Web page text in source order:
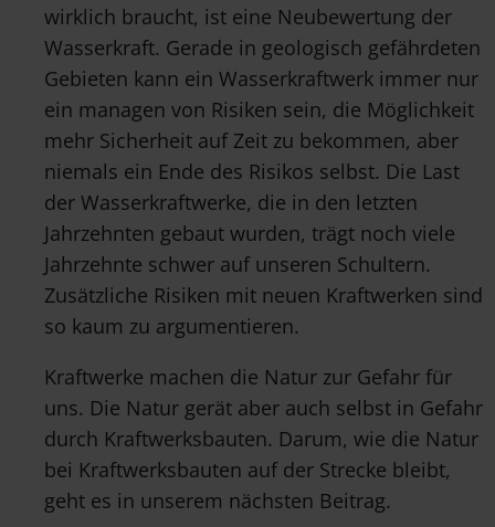
wirklich braucht, ist eine Neubewertung der
Wasserkraft. Gerade in geologisch gefährdeten
Gebieten kann ein Wasserkraftwerk immer nur
ein managen von Risiken sein, die Möglichkeit
mehr Sicherheit auf Zeit zu bekommen, aber
niemals ein Ende des Risikos selbst. Die Last
der Wasserkraftwerke, die in den letzten
Jahrzehnten gebaut wurden, trägt noch viele
Jahrzehnte schwer auf unseren Schultern.
Zusätzliche Risiken mit neuen Kraftwerken sind
so kaum zu argumentieren.
Kraftwerke machen die Natur zur Gefahr für
uns. Die Natur gerät aber auch selbst in Gefahr
durch Kraftwerksbauten. Darum, wie die Natur
bei Kraftwerksbauten auf der Strecke bleibt,
geht es in unserem nächsten Beitrag.